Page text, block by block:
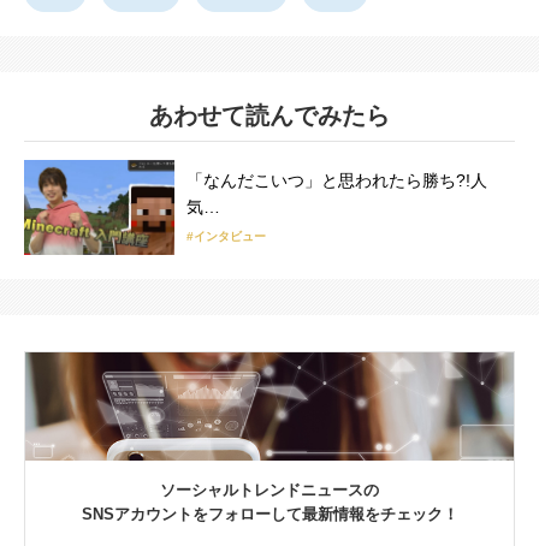
あわせて読んでみたら
「なんだこいつ」と思われたら勝ち?!人
気…
#インタビュー
ソーシャルトレンドニュースの
SNSアカウントをフォローして最新情報をチェック！